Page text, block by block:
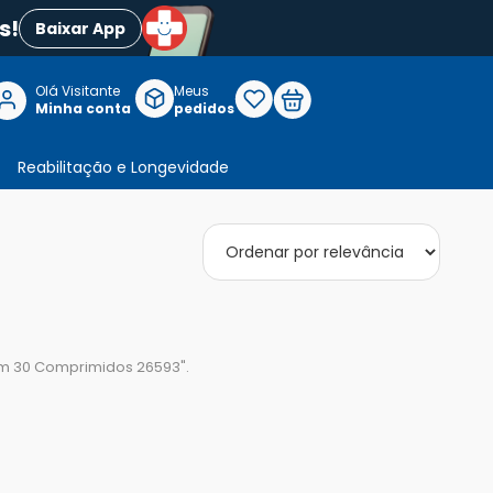
Baixar App
Olá Visitante
Minha conta
Meus
pedidos
Reabilitação e Longevidade
30 Comprimidos 26593".